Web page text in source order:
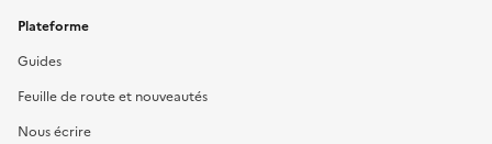
Plateforme
Guides
Feuille de route et nouveautés
Nous écrire